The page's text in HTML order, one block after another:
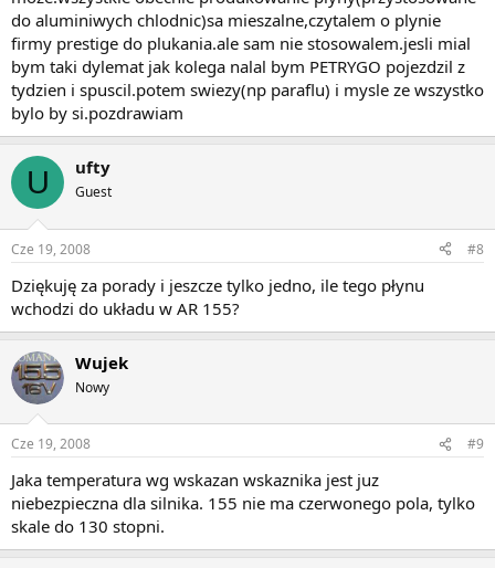
do aluminiwych chlodnic)sa mieszalne,czytalem o plynie
firmy prestige do plukania.ale sam nie stosowalem.jesli mial
bym taki dylemat jak kolega nalal bym PETRYGO pojezdzil z
tydzien i spuscil.potem swiezy(np paraflu) i mysle ze wszystko
bylo by si.pozdrawiam
U ufty
Guest
Cze 19, 2008 #8
Dziękuję za porady i jeszcze tylko jedno, ile tego płynu
wchodzi do układu w AR 155?
Wujek
Nowy
Cze 19, 2008 #9
Jaka temperatura wg wskazan wskaznika jest juz
niebezpieczna dla silnika. 155 nie ma czerwonego pola, tylko
skale do 130 stopni.